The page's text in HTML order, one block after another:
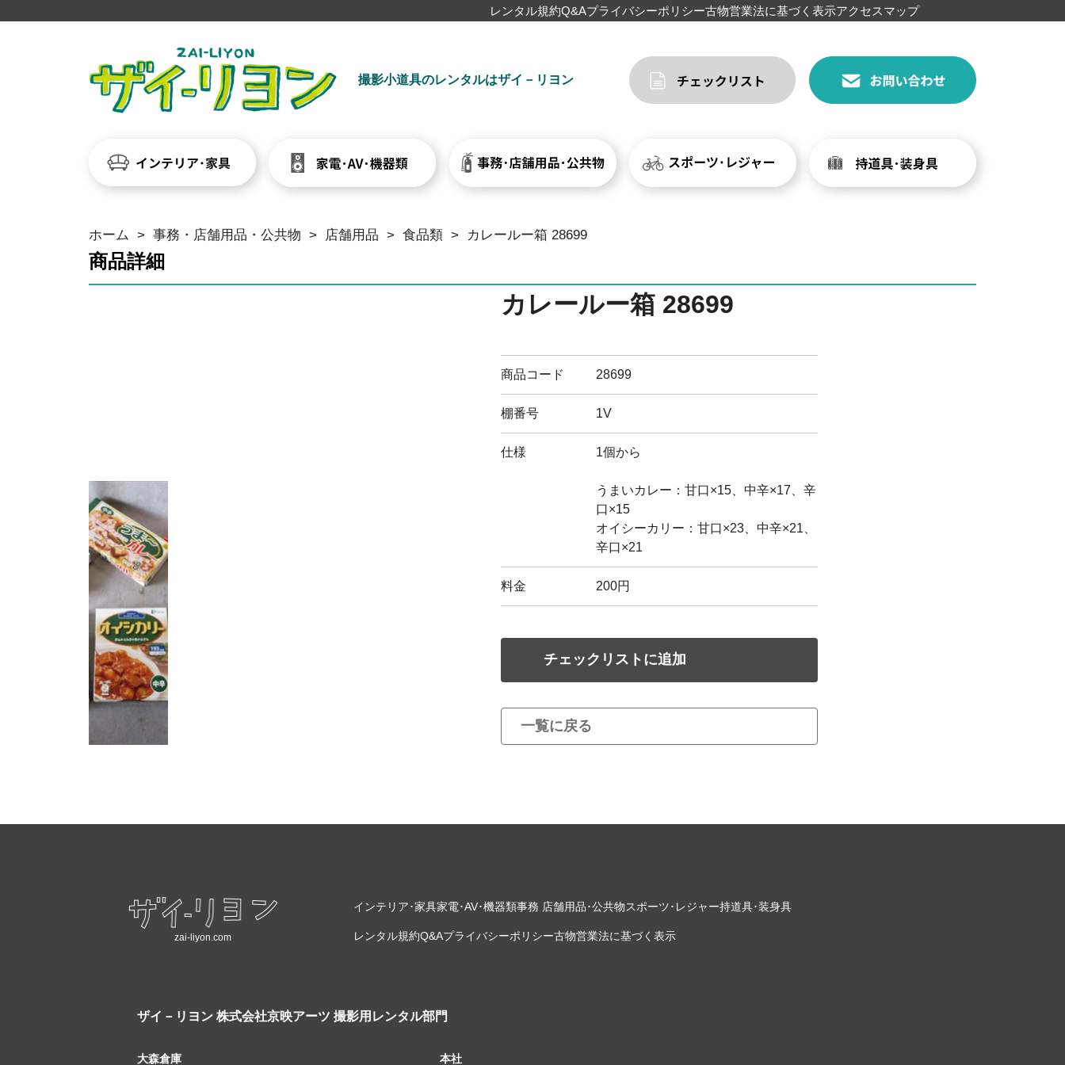
レンタル規約Q&Aプライバシーポリシー古物営業法に基づく表示アクセスマップ
撮影小道具のレンタルはザイ－リヨン
ホーム > 事務・店舗用品・公共物 > 店舗用品 > 食品類 > カレールー箱 28699
商品詳細
カレールー箱 28699
商品コード 28699
棚番号 1V
仕様 1個から
うまいカレー：甘口×15、中辛×17、辛
口×15
オイシーカリー：甘口×23、中辛×21、
辛口×21
料金 200円
チェックリストに追加
一覧に戻る
zai-liyon.com
インテリア･家具家電･AV･機器類事務 店舗用品･公共物スポーツ･レジャー持道具･装身具
レンタル規約Q&Aプライバシーポリシー古物営業法に基づく表示
ザイ－リヨン 株式会社京映アーツ 撮影用レンタル部門
大森倉庫 本社